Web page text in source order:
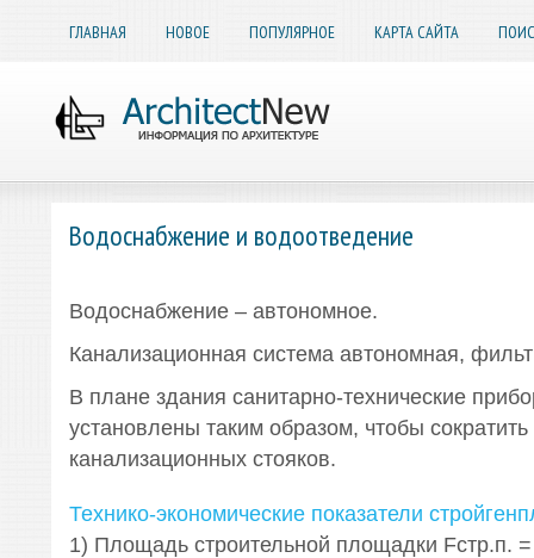
ГЛАВНАЯ НОВОЕ ПОПУЛЯРНОЕ КАРТА САЙТА
Водоснабжение и водоотведение
Водоснабжение – автономное.
Канализационная система автономная,
В плане здания санитарно-технические
установлены таким образом, чтобы сократить
канализационных стояков.
Технико-экономические показатели
1) Площадь строительной площадки Fстр.п.